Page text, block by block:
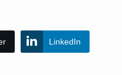
LinkedIn